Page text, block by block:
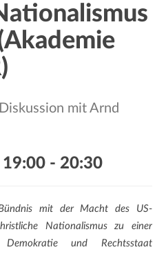
v
mit Arnd
- 20:30
mit der Macht des US-
Nationalismus zu einer
und Rechtsstaat